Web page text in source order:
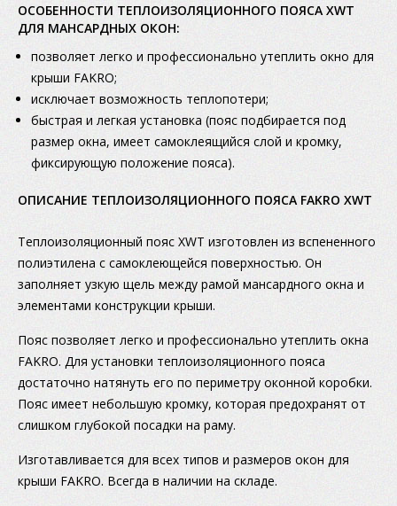
ОСОБЕННОСТИ ТЕПЛОИЗОЛЯЦИОННОГО ПОЯСА XWT
ДЛЯ МАНСАРДНЫХ ОКОН:
позволяет легко и профессионально утеплить окно для
крыши FAKRO;
исключает возможность теплопотери;
быстрая и легкая установка (пояс подбирается под
размер окна, имеет самоклеящийся слой и кромку,
фиксирующую положение пояса).
OПИСАНИЕ ТЕПЛОИЗОЛЯЦИОННОГО ПОЯСА FAKRO XWT
Теплоизоляционный пояс XWT изготовлен из вспененного
полиэтилена с самоклеющейся поверхностью. Он
заполняет узкую щель между рамой мансардного окна и
элементами конструкции крыши.
Пояс позволяет легко и профессионально утеплить окна
FAKRO. Для установки теплоизоляционного пояса
достаточно натянуть его по периметру оконной коробки.
Пояс имеет небольшую кромку, которая предохранят от
слишком глубокой посадки на раму.
Изготавливается для всех типов и размеров окон для
крыши FAKRO. Всегда в наличии на складе.